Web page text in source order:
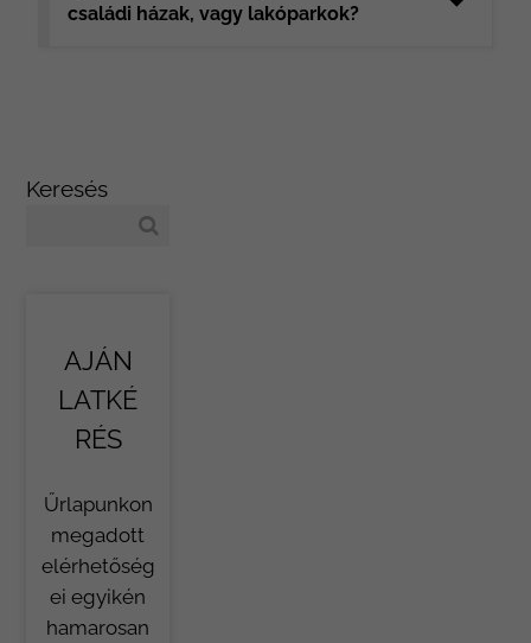
családi házak, vagy lakóparkok?
Keresés
AJÁN
LATKÉ
RÉS
Űrlapunkon
megadott
elérhetőség
ei egyikén
hamarosan